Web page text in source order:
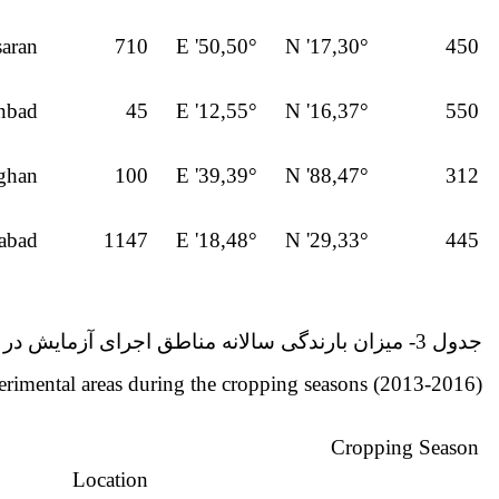
450
30°,17' N
50°,50' E
710
550
37°,16' N
55°,12' E
45
312
47°,88' N
39°,39' E
100
445
33°,29' N
48°,18' E
1147
جدول 3- میزان بارندگی سالانه مناطق اجرای آزمایش در طول فصل زراعی در سال‌های 1389 تا 1392
areas during the cropping seasons (2013-2016)
Cropping Season
Location